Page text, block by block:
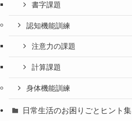
書字課題
認知機能訓練
注意力の課題
計算課題
身体機能訓練
日常生活のお困りごとヒント集